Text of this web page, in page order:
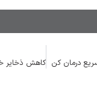
درمان کن